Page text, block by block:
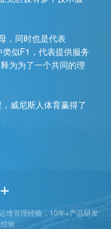
，同时也是代表
似F1，代表提供服务
为为了一个共同的理
威尼斯人体育赢得了
+
维管理经验，10年+产品研发
验